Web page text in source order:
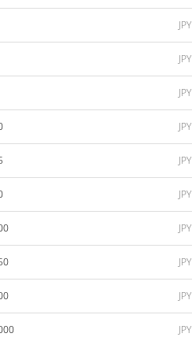
JPY
JPY
JPY
JPY
JPY
JPY
JPY
JPY
JPY
JPY